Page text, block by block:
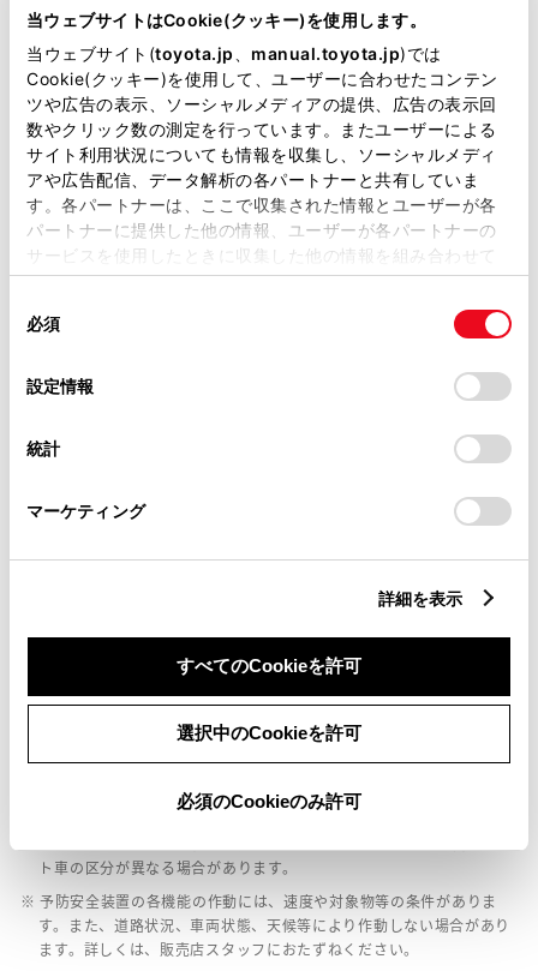
当ウェブサイトはCookie(クッキー)を使用します。
当ウェブサイト(toyota.jp manual.toyota.jp)では
Cookie(クッキー)を使用して、ユーザーに合わせたコンテン
ツや広告の表示、ソーシャルメディアの提供、広告の表示回
数やクリック数の測定を行っています。またユーザーによる
サイト利用状況についても情報を収集し、ソーシャルメディ
アや広告配信、データ解析の各パートナーと共有していま
す。各パートナーは、ここで収集された情報とユーザーが各
パートナーに提供した他の情報、ユーザーが各パートナーの
サービスを使用したときに収集した他の情報を組み合わせて
使用することがあります。当ウェブサイトの使用を続行する
デバイスにすべてのCookie(クッキー)が保存されることに同
意したことになります。Cookie(クッキー)のオプトアウト、
設定の変更、同意を撤回したりするにあたっては、当社の
「Cookie（クッキー）情報の取り扱いについて
」をご覧くだ
必須
設定情報
統計
マーケティング
詳細を表示
すべてのCookieを許可
選択中のCookieを許可
必須のCookieのみ許可
クルーズコントロール
先進ライト
ブラインドスポットモニター（後側方検知）
※ 記録媒体(SDカード等)は別途ご購入いただく場合がございます
ｲﾝﾃﾘｼﾞｪﾝﾄｸﾘｱﾗﾝｽｿﾅｰ・ｽﾏｰﾄｱｼｽﾄ
エアバッグ
※ グレードによって予防安全装置の設定が異なる場合があります。
ト車の区分が異なる場合があります。
※ 予防安全装置の各機能の作動には、速度や対象物等の条件がありま
す。また、道路状況、車両状態、天候等により作動しない場合があり
ます。詳しくは、販売店スタッフにおたずねください。